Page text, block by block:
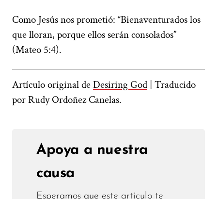
Como Jesús nos prometió: “Bienaventurados los
que lloran, porque ellos serán consolados”
(Mateo 5:4).
Artículo original deDesiring God | Traducido
por Rudy Ordoñez Canelas.
Apoya a nuestra
causa
Esperamos que este artículo te